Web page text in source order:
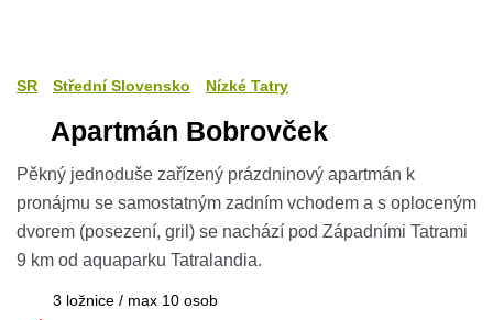
SR Střední Slovensko Nízké Tatry
Apartmán Bobrovček
Pěkný jednoduše zařízený prázdninový apartmán k
pronájmu se samostatným zadním vchodem a s oploceným
dvorem (posezení, gril) se nachází pod Západními Tatrami
9 km od aquaparku Tatralandia.
3 ložnice / max 10 osob